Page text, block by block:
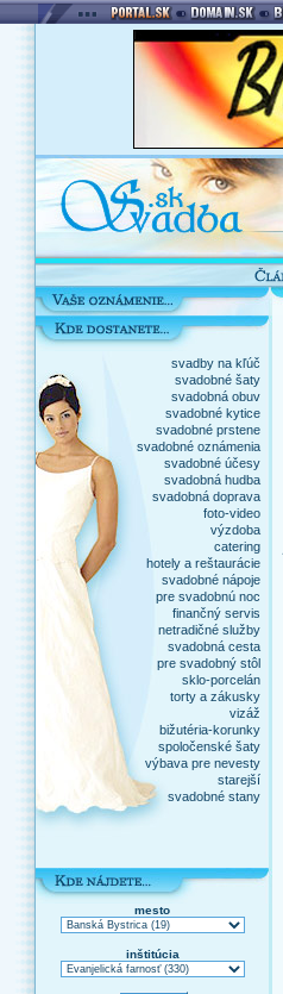
svadby na kľúč
svadobné šaty
svadobná obuv
svadobné kytice
svadobné prstene
svadobné oznámenia
svadobné účesy
svadobná hudba
svadobná doprava
foto-video
výzdoba
catering
hotely a reštaurácie
svadobné nápoje
pre svadobnú noc
finančný servis
netradičné služby
svadobná cesta
pre svadobný stôl
sklo-porcelán
torty a zákusky
vizáž
bižutéria-korunky
spoločenské šaty
výbava pre nevesty
starejší
svadobné stany
mesto
inštitúcia